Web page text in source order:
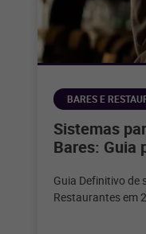
BARES E
Sistemas
Bares: Guia
Guia Definitivo de
Restaurantes em